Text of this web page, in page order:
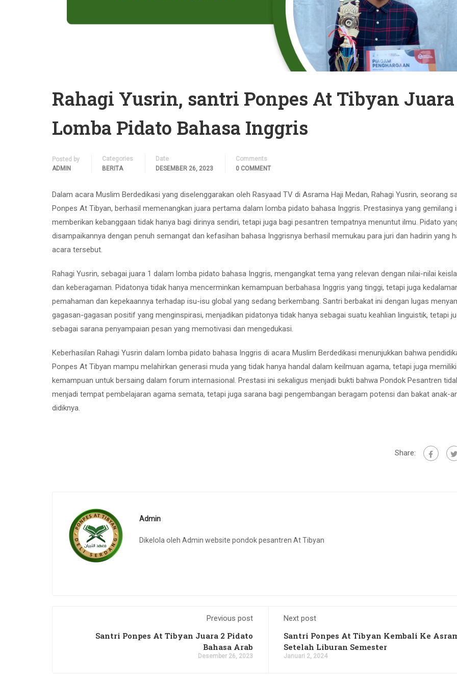
Rahagi Yusrin, santri Ponpes At Tibyan Juara
Lomba Pidato Bahasa Inggris
Posted by
ADMIN
Categories
BERITA
Date
DESEMBER 26, 2023
Comments
0 COMMENT
Dalam acara Muslim Berdedikasi yang diselenggarakan oleh Rasyaad TV di Asrama Haji Medan, Rahagi Yusrin, seorang
Ponpes At Tibyan, berhasil memenangkan juara pertama dalam lomba pidato bahasa Inggris. Prestasinya yang gemilang
memberikan kebanggaan tidak hanya bagi dirinya sendiri, tetapi juga bagi pesantren tempatnya menuntut ilmu. Pidato
disampaikannya dengan penuh semangat dan kefasihan bahasa Inggrisnya berhasil memukau para juri dan hadirin yang
acara tersebut.
Rahagi Yusrin, sebagai juara 1 dalam lomba pidato bahasa Inggris, mengangkat tema yang relevan dengan nilai-nilai
dan keberagaman. Pidatonya tidak hanya mencerminkan kemampuan berbahasa Inggris yang tinggi, tetapi juga
pemahaman dan kepekaannya terhadap isu-isu global yang sedang berkembang. Santri berbakat ini dengan lugas
gagasan-gagasan positif yang menginspirasi, menjadikan pidatonya tidak hanya sebagai suatu keahlian linguistik, tetapi
sebagai sarana penyampaian pesan yang memotivasi dan mengedukasi.
Keberhasilan Rahagi Yusrin dalam lomba pidato bahasa Inggris di acara Muslim Berdedikasi menunjukkan bahwa
Ponpes At Tibyan mampu melahirkan generasi muda yang tidak hanya handal dalam keilmuan agama, tetapi juga memiliki
kemampuan untuk bersaing dalam forum internasional. Prestasi ini sekaligus menjadi bukti bahwa Pondok Pesantren
menjadi tempat pembelajaran agama semata, tetapi juga sarana bagi pengembangan beragam potensi dan bakat anak-
didiknya.
Share:
Admin
Dikelola oleh Admin website pondok pesantren At Tibyan
Previous post
Santri Ponpes At Tibyan Juara 2 Pidato
Bahasa Arab
Desember 26, 2023
Next post
Santri Ponpes At Tibyan Kembali Ke
Setelah Liburan Semester
Januari 2, 2024